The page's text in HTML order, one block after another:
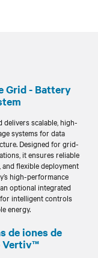
Grid - Battery
scalable, high-
systems for data
Designed for grid-
it ensures reliable
flexible deployment
high-performance
optional integrated
intelligent controls
energy.
de iones de
Vertiv™